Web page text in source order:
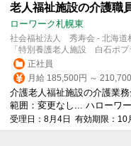
老人福祉施設の介護職
ローワーク札幌東
社会福祉法人 秀寿会 - 北海道
「特別養護老人施設 白石ポプ
正社員
月給 185,500円 ～
介護老人福祉施設の介護業
範囲：変更なし... ハローワ
受理日：8月4日 有効期限：10